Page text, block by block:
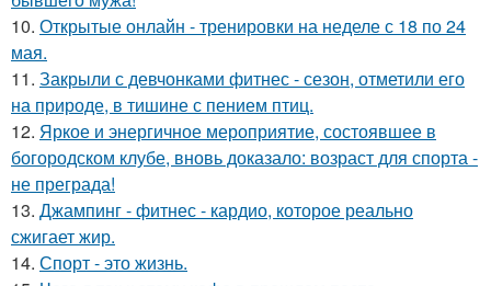
10. Открытые онлайн - тренировки на неделе с 18 по 24
мая.
11. Закрыли с девчонками фитнес - сезон, отметили его
на природе, в тишине с пением птиц.
12. Яркое и энергичное мероприятие, состоявшее в
богородском клубе, вновь доказало: возраст для спорта -
не преграда!
13. Джампинг - фитнес - кардио, которое реально
сжигает жир.
14. Спорт - это жизнь.